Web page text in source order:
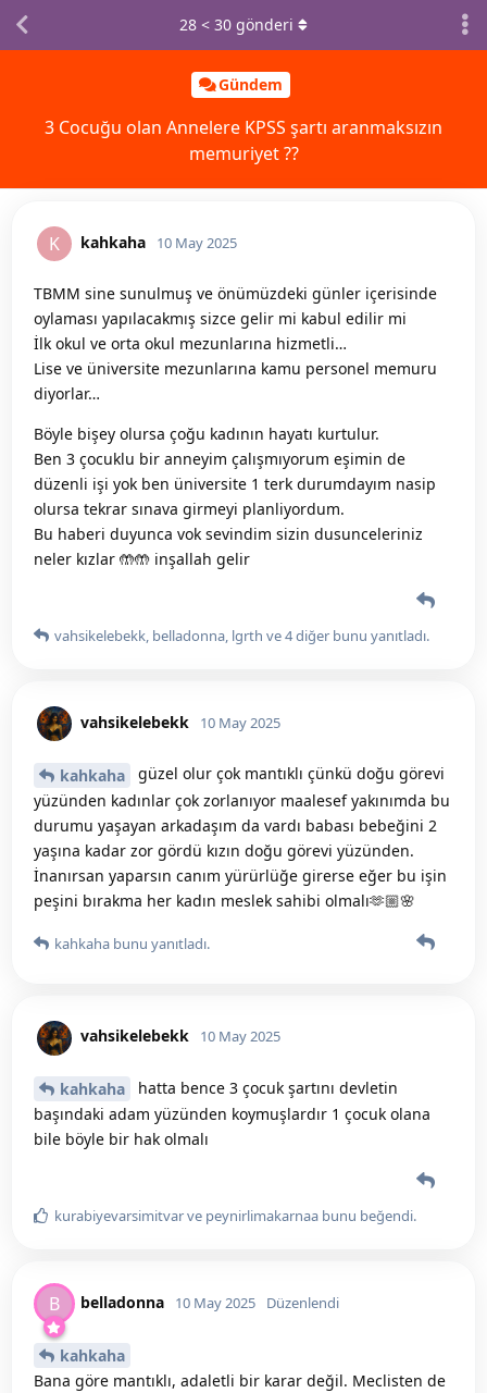
Gündem
3 Cocuğu olan Annelere KPSS şartı aranmaksızın
memuriyet ??
28 < 30 gönderi
K kahkaha 10 May 2025
TBMM sine sunulmuş ve önümüzdeki günler içerisinde
oylaması yapılacakmış sizce gelir mi kabul edilir mi
İlk okul ve orta okul mezunlarına hizmetli…
Lise ve üniversite mezunlarına kamu personel memuru
diyorlar…
Böyle bişey olursa çoğu kadının hayatı kurtulur.
Ben 3 çocuklu bir anneyim çalışmıyorum eşimin de
düzenli işi yok ben üniversite 1 terk durumdayım nasip
olursa tekrar sınava girmeyi planliyordum.
Bu haberi duyunca vok sevindim sizin dusunceleriniz
neler kızlar 🤲🤲 inşallah gelir
vahsikelebekk, belladonna, lgrth ve4diğer bunu yanıtladı.
vahsikelebekk 10 May 2025
kahkaha
güzel olur çok mantıklı çünkü doğu görevi
yüzünden kadınlar çok zorlanıyor maalesef yakınımda bu
durumu yaşayan arkadaşım da vardı babası bebeğini 2
yaşına kadar zor gördü kızın doğu görevi yüzünden.
İnanırsan yaparsın canım yürürlüğe girerse eğer bu işin
peşini bırakma her kadın meslek sahibi olmalı🫶🏼🌸
kahkaha bunu yanıtladı.
vahsikelebekk 10 May 2025
kahkaha
hatta bence 3 çocuk şartını devletin
başındaki adam yüzünden koymuşlardır 1 çocuk olana
bile böyle bir hak olmalı
kurabiyevarsimitvarve peynirlimakarnaa bunu beğendi.
B belladonna 10 May 2025 Düzenlendi
kahkaha
Bana göre mantıklı, adaletli bir karar değil. Meclisten de